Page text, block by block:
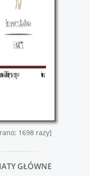
1698 razy]
GŁÓWNE